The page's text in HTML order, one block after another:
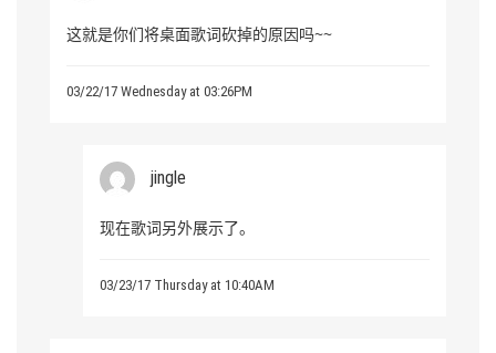
这就是你们将桌面歌词砍掉的原因吗~~
03/22/17 Wednesday at 03:26PM
jingle
现在歌词另外展示了。
03/23/17 Thursday at 10:40AM